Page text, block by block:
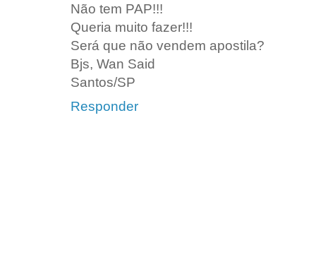
Não tem PAP!!!
Queria muito fazer!!!
Será que não vendem apostila?
Bjs, Wan Said
Santos/SP
Responder